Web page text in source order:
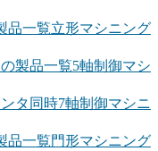
品一覧立形マシニング
製品一覧5軸制御マシ
タ 同時7軸制御マシニ
品一覧門形マシニング